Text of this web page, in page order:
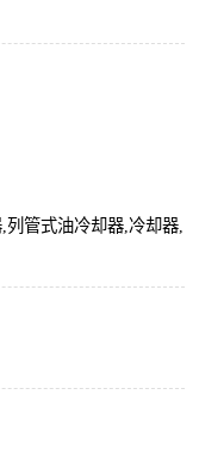
管式油冷却器,冷却器,